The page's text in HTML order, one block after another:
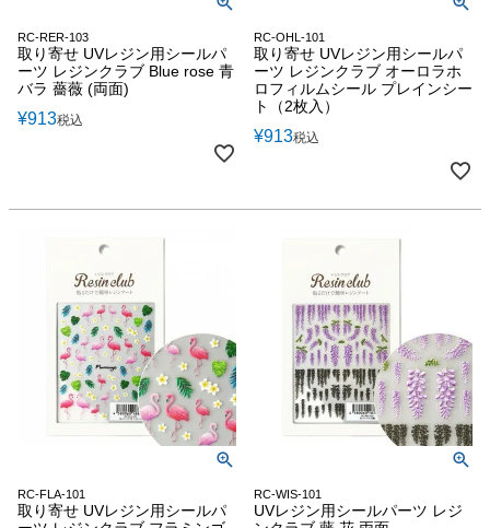
RC-RER-103
取り寄せ UVレジン用シールパ
ーツ レジンクラブ Blue rose 青
バラ 薔薇 (両面)
¥913税込
RC-OHL-101
取り寄せ UVレジン用シールパ
ーツ レジンクラブ オーロラホ
ロフィルムシール プレインシー
ト（2枚入）
¥913税込
RC-FLA-101
取り寄せ UVレジン用シールパ
RC-WIS-101
UVレジン用シールパーツ レジ